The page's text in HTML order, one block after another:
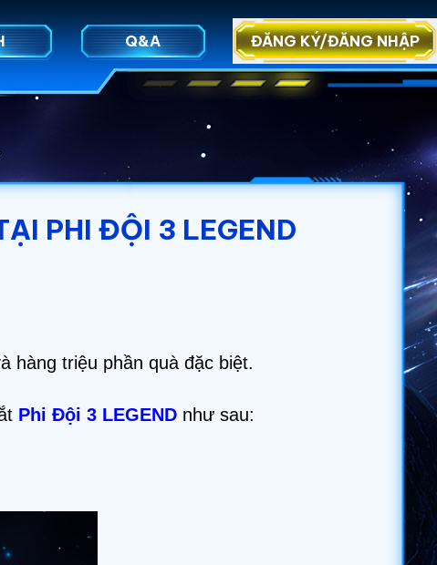
Q&A ĐĂNG KÝ/ĐĂNG NHẬP
PHI ĐỘI 3 LEGEND
hàng triệu phần quà đặc biệt.
Phi Đội 3 LEGENDnhư sau: